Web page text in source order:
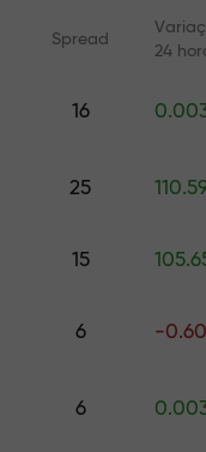
Spread
24
16
25
15
6 -
6
cripto e